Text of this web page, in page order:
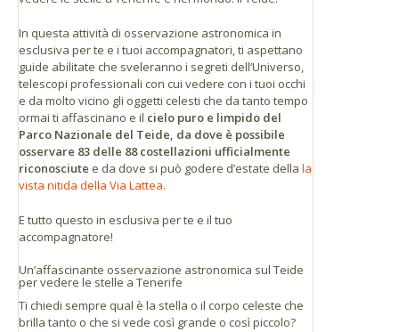
Codice Postale: 38300 Municipio: La Orotava
La Funivia del Teide è facilmente raggiungibile dalla
strada, con diversi accessi da qualsiasi punto
dell’isola di Tenerife.
Se ti trovi al Nord dell’isola
Prendere la strada TF-21 che unisce La Orotava
con Portillo de la Villa, e attraversa tutto il Parco
(N28º 15' 17" W16º 37' 33")
Prendere la strada TF-23 da Boca de Tauce a Chío,
che si collega con la TF-21.
In questa attività di osservazione astronomica in
esclusiva per te e i tuoi accompagnatori, ti aspettano
guide abilitate che sveleranno i segreti dell’Universo,
telescopi professionali con cui vedere con i tuoi occhi
e da molto vicino gli oggetti celesti che da tanto tempo
ormai ti affascinano e il cielo puro e limpido del
Parco Nazionale del Teide, da dove è possibile
osservare 83 delle 88 costellazioni ufficialmente
riconosciute e da dove si può godere d’estate della la
vista nitida della Via Lattea.
E tutto questo in esclusiva per te e il tuo
accompagnatore!
Un’affascinante osservazione astronomica sul Teide
per vedere le stelle a Tenerife
Ti chiedi sempre qual è la stella o il corpo celeste che
brilla tanto o che si vede così grande o così piccolo?